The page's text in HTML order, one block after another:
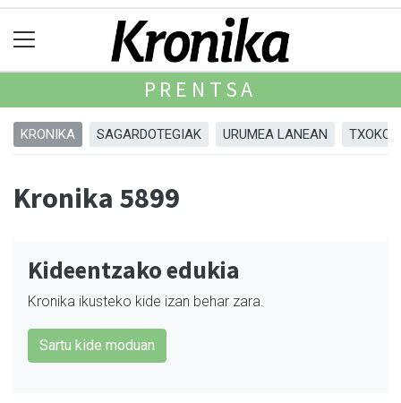
PRENTSA
KRONIKA SAGARDOTEGIAK URUMEA LANEAN
Kronika 5899
Kideentzako edukia
Kronika ikusteko kide izan behar zara.
Sartu kide moduan